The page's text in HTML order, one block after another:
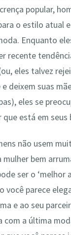
popular,
o estilo atual
Enquanto
recente
eles talvez
deixem suas
eles se
está em seus
não usem
mulher bem
ser o ‘melhor
você parece
e ao seu
com a última